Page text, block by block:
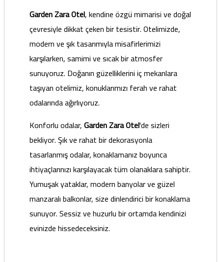
Garden Zara Otel, kendine özgü mimarisi ve doğal
çevresiyle dikkat çeken bir tesistir. Otelimizde,
modern ve şık tasarımıyla misafirlerimizi
karşılarken, samimi ve sıcak bir atmosfer
sunuyoruz. Doğanın güzelliklerini iç mekanlara
taşıyan otelimiz, konuklarımızı ferah ve rahat
odalarında ağırlıyoruz.
Konforlu odalar,Garden Zara Otel'de sizleri
bekliyor. Şık ve rahat bir dekorasyonla
tasarlanmış odalar, konaklamanız boyunca
ihtiyaçlarınızı karşılayacak tüm olanaklara sahiptir.
Yumuşak yataklar, modern banyolar ve güzel
manzaralı balkonlar, size dinlendirici bir konaklama
sunuyor. Sessiz ve huzurlu bir ortamda kendinizi
evinizde hissedeceksiniz.